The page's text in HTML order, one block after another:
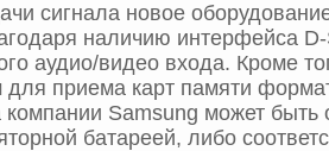
сигнала новое
наличию интерфейса
аудио/видео входа. Кроме
приема карт памяти
компании Samsung может быть
батареей, либо